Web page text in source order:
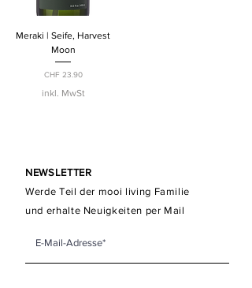
Meraki | Seife, Harvest
Moon
Preis
CHF 23.90
inkl. MwSt
NEWSLETTER
Werde Teil der mooi living Familie
und erhalte Neuigkeiten per Mail